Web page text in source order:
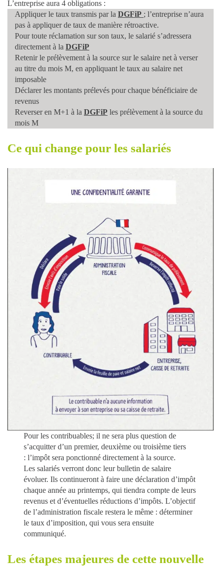
L’entreprise aura 4 obligations :
Appliquer le taux transmis par la DGFiP ; l’entreprise n’aura
pas à appliquer de taux de manière rétroactive.
Pour toute réclamation sur son taux, le salarié s’adressera
directement à la DGFiP
Retenir le prélèvement à la source sur le salaire net à verser
au titre du mois M, en appliquant le taux au salaire net
imposable
Déclarer les montants prélevés pour chaque bénéficiaire de
revenus
Reverser en M+1 à la DGFiP les prélèvement à la source du
mois M
Ce qui change pour les salariés
Pour les contribuables; il ne sera plus question de
s’acquitter d’un premier, deuxième ou troisième tiers
:l’impôt sera ponctionné directement à la source.
Les salariés verront donc leur bulletin de salaire
évoluer. Ils continueront à faire une déclaration d’impôt
chaque année au printemps, qui tiendra compte de leurs
revenus et d’éventuelles réductions d’impôts. L’objectif
de l’administration fiscale restera le même :déterminer
le taux d’imposition, qui vous sera ensuite
communiqué.
Les étapes majeures de cette nouvelle